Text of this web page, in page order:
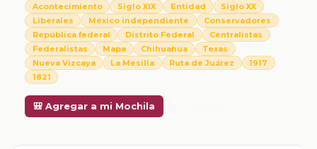
Acontecimiento
Siglo XIX Entidad
Siglo XX
Liberales
México independiente
Conservadores
República federal
Distrito Federal
Centralistas
Federalistas
Mapa Chihuahua
Texas
Nueva Vizcaya
La Mesilla Ruta de Juárez
1917
1821
🎒 Agregar a mi Mochila